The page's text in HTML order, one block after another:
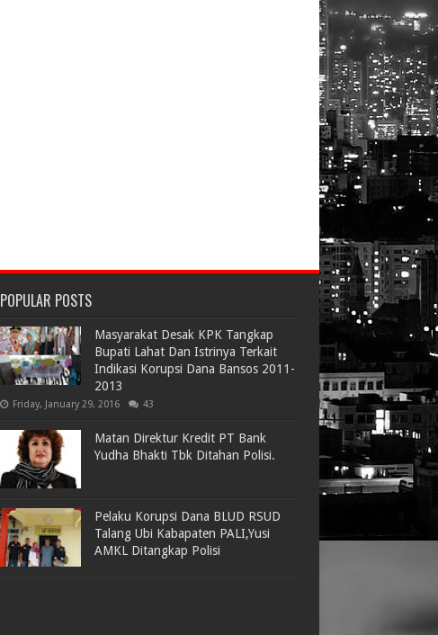
POPULAR POSTS
Masyarakat Desak KPK Tangkap
Bupati Lahat Dan Istrinya Terkait
Indikasi Korupsi Dana Bansos 2011-
2013
Friday, January 29, 2016 43
Matan Direktur Kredit PT Bank
Yudha Bhakti Tbk Ditahan Polisi.
Pelaku Korupsi Dana BLUD RSUD
Talang Ubi Kabapaten PALI,Yusi
AMKL Ditangkap Polisi